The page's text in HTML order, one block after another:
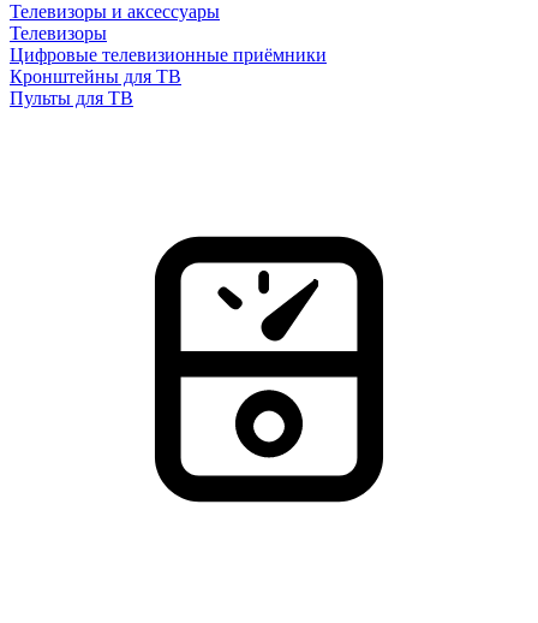
Телевизоры и аксессуары
Телевизоры
Цифровые телевизионные приёмники
Кронштейны для ТВ
Пульты для ТВ